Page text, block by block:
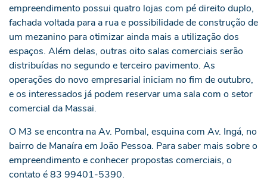
empreendimento possui quatro lojas com pé direito duplo,
fachada voltada para a rua e possibilidade de construção de
um mezanino para otimizar ainda mais a utilização dos
espaços. Além delas, outras oito salas comerciais serão
distribuídas no segundo e terceiro pavimento. As
operações do novo empresarial iniciam no fim de outubro,
e os interessados já podem reservar uma sala com o setor
comercial da Massai.
O M3 se encontra na Av. Pombal, esquina com Av. Ingá, no
bairro de Manaíra em João Pessoa. Para saber mais sobre o
empreendimento e conhecer propostas comerciais, o
contato é 83 99401-5390.